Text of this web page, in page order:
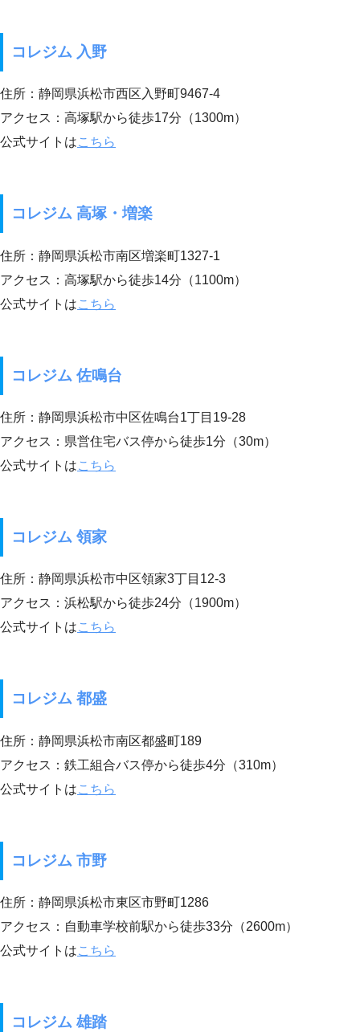
コレジム 入野
住所：静岡県浜松市西区入野町9467-4
アクセス：高塚駅から徒歩17分（1300m）
公式サイトはこちら
コレジム 高塚・増楽
住所：静岡県浜松市南区増楽町1327-1
アクセス：高塚駅から徒歩14分（1100m）
公式サイトはこちら
コレジム 佐鳴台
住所：静岡県浜松市中区佐鳴台1丁目19-28
アクセス：県営住宅バス停から徒歩1分（30m）
公式サイトはこちら
コレジム 領家
住所：静岡県浜松市中区領家3丁目12-3
アクセス：浜松駅から徒歩24分（1900m）
公式サイトはこちら
コレジム 都盛
住所：静岡県浜松市南区都盛町189
アクセス：鉄工組合バス停から徒歩4分（310m）
公式サイトはこちら
コレジム 市野
住所：静岡県浜松市東区市野町1286
アクセス：自動車学校前駅から徒歩33分（2600m）
公式サイトはこちら
コレジム 雄踏